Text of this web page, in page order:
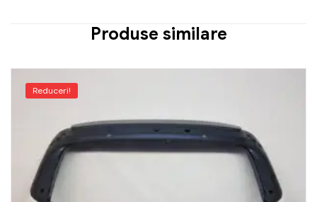
Produse similare
Reduceri!